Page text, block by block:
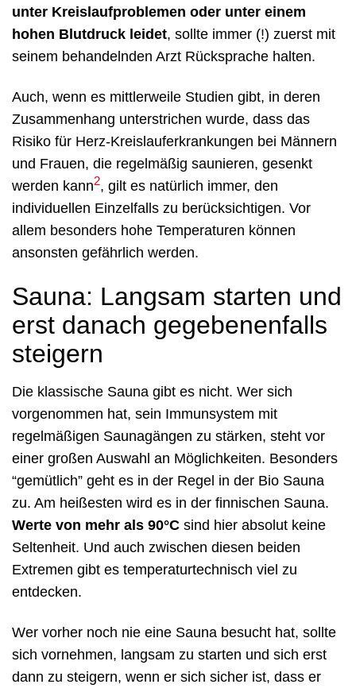
unter Kreislaufproblemen oder unter einem
hohen Blutdruck leidet, sollte immer (!) zuerst mit
seinem behandelnden Arzt Rücksprache halten.
Auch, wenn es mittlerweile Studien gibt, in deren
Zusammenhang unterstrichen wurde, dass das
Risiko für Herz-Kreislauferkrankungen bei Männern
und Frauen, die regelmäßig saunieren, gesenkt
werden kann2, gilt es natürlich immer, den
individuellen Einzelfalls zu berücksichtigen. Vor
allem besonders hohe Temperaturen können
ansonsten gefährlich werden.
Sauna: Langsam starten und
erst danach gegebenenfalls
steigern
Die klassische Sauna gibt es nicht. Wer sich
vorgenommen hat, sein Immunsystem mit
regelmäßigen Saunagängen zu stärken, steht vor
einer großen Auswahl an Möglichkeiten. Besonders
“gemütlich” geht es in der Regel in der Bio Sauna
zu. Am heißesten wird es in der finnischen Sauna.
Werte von mehr als 90°C sind hier absolut keine
Seltenheit. Und auch zwischen diesen beiden
Extremen gibt es temperaturtechnisch viel zu
entdecken.
Wer vorher noch nie eine Sauna besucht hat, sollte
sich vornehmen, langsam zu starten und sich erst
dann zu steigern, wenn er sich sicher ist, dass er